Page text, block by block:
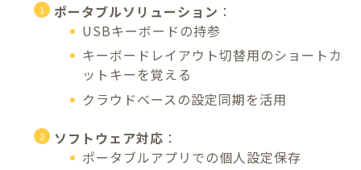
ポータブルソリューション ：
USBキーボードの持参
キーボードレイアウト切替用のショートカ
ットキーを覚える
クラウドベースの設定同期を活用
ソフトウェア対応 ：
ポータブルアプリでの個人設定保存